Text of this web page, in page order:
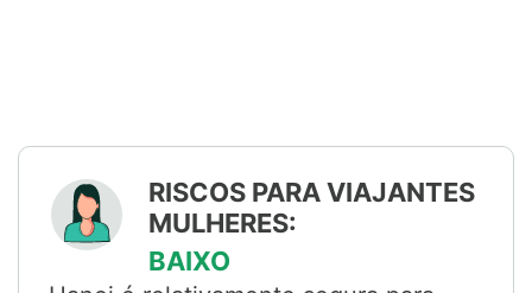
RISCOS PARA VIAJANTES
MULHERES:
BAIXO